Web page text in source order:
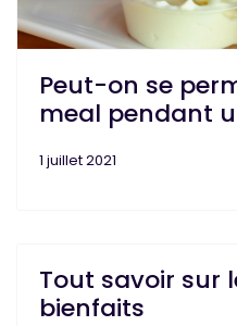
Peut-on se
meal pendant
1 juillet 2021
Tout savoir sur
bienfaits